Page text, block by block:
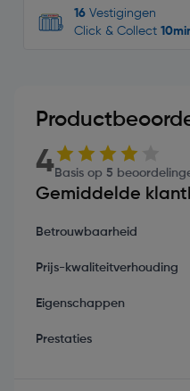
16 Vestigingen
Click & Collect
4Basis op 5
Gemiddelde
Betrouwbaarheid
Prijs-kwaliteitverhouding
Eigenschappen
Prestaties